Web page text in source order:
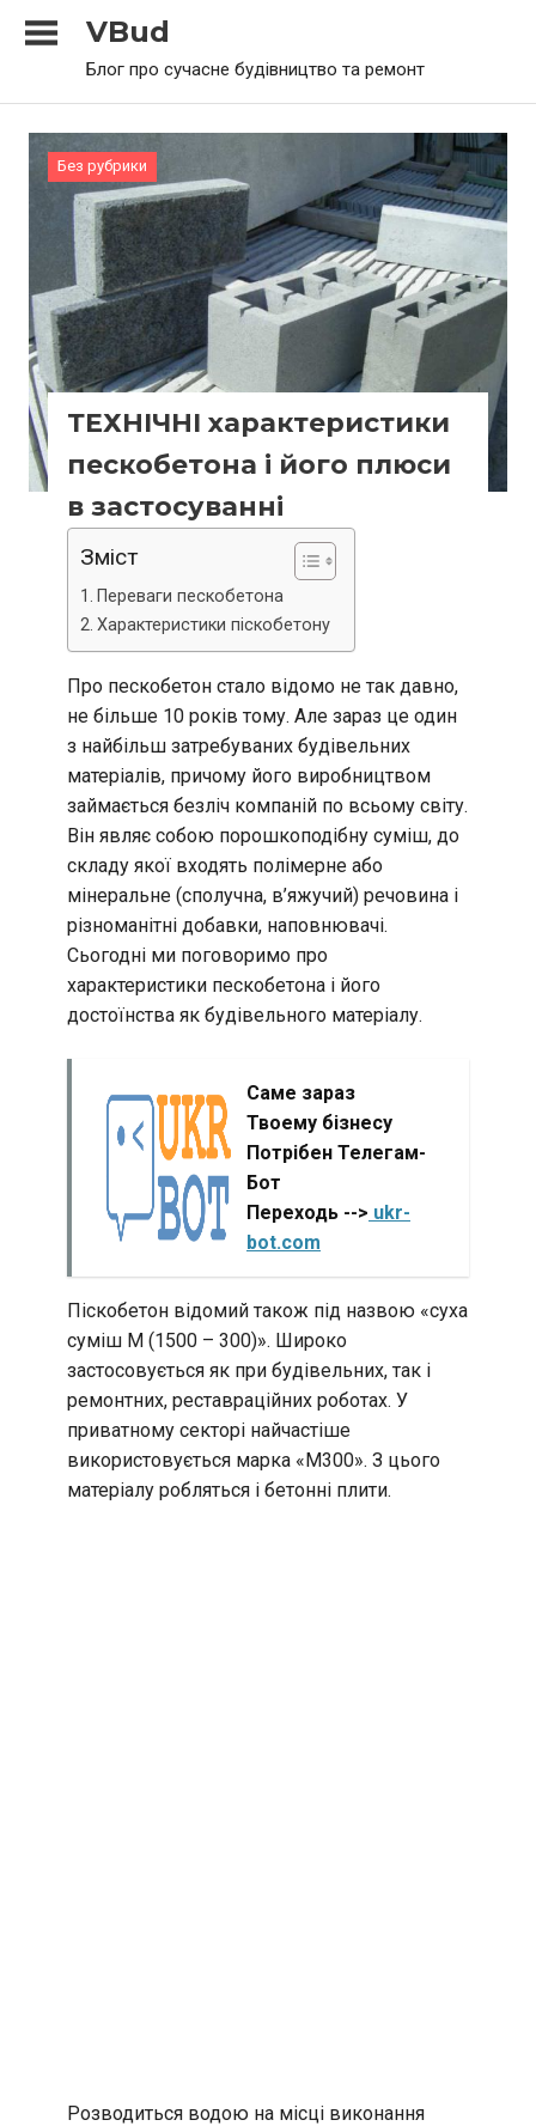
VBud
Блог про сучасне будівництво та ремонт
Без рубрики
ТЕХНІЧНІ характеристики
пескобетона і його плюси
в застосуванні
Зміст
Переваги пескобетона
Характеристики піскобетону
Про пескобетон стало відомо не так давно,
не більше 10 років тому. Але зараз це один
з найбільш затребуваних будівельних
матеріалів, причому його виробництвом
займається безліч компаній по всьому світу.
Він являє собою порошкоподібну суміш, до
складу якої входять полімерне або
мінеральне (сполучна, в’яжучий) речовина і
різноманітні добавки, наповнювачі.
Сьогодні ми поговоримо про
характеристики пескобетона і його
достоїнства як будівельного матеріалу.
Саме зараз
Твоему бізнесу
Потрібен Телегам-
Бот
Переходь --> ukr-
bot.com
Піскобетон відомий також під назвою «суха
суміш М (1500 – 300)». Широко
застосовується як при будівельних, так і
ремонтних, реставраційних роботах. У
приватному секторі найчастіше
використовується марка «М300». З цього
матеріалу робляться і бетонні плити.
Розводиться водою на місці виконання